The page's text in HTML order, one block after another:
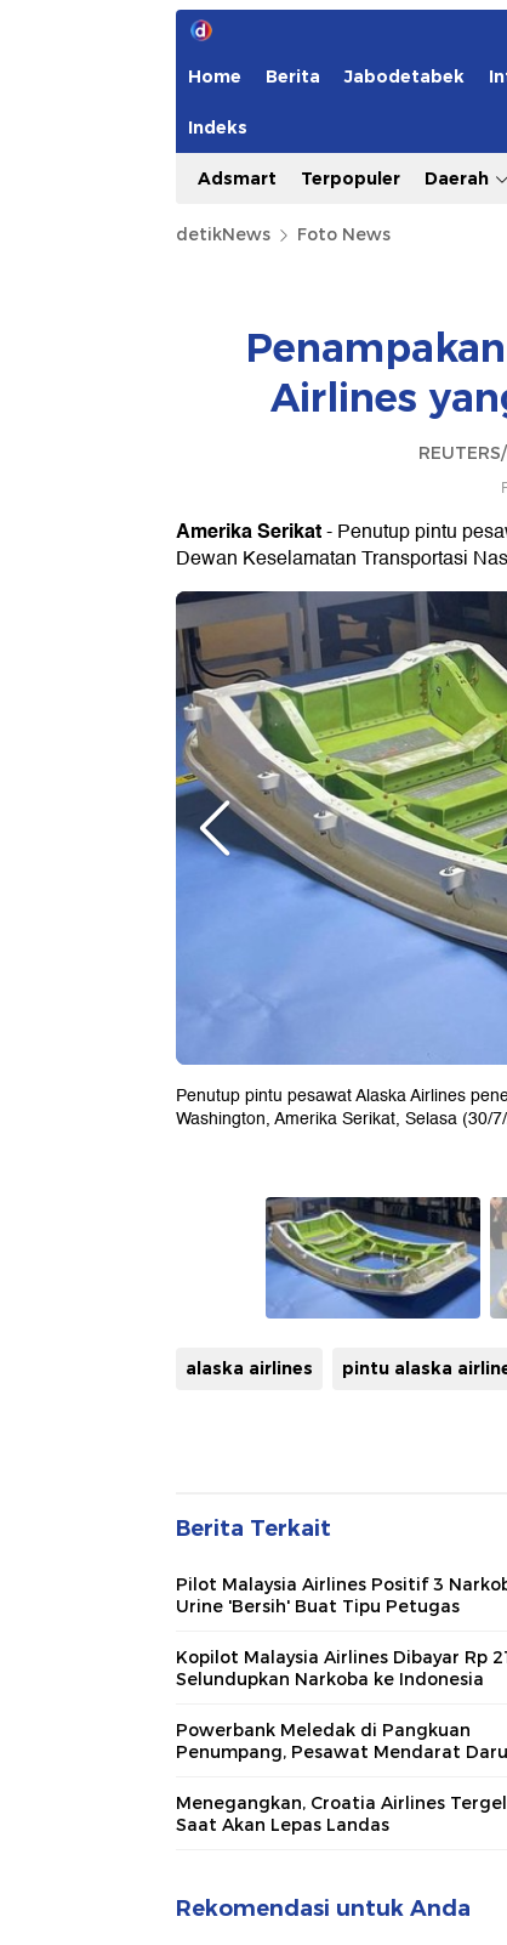
Home Berita Jabodetabek
Indeks
Adsmart Terpopuler Daerah
detikNews Foto News
Airlines
Amerika Serikat- Penutup pintu
Dewan Keselamatan Transportasi
Penutup pintu pesawat Alaska Airlines
Washington, Amerika Serikat, Selasa (30/
alaska airlines pintu alaska
Berita Terkait
Pilot Malaysia Airlines Positif 3
Urine 'Bersih' Buat Tipu Petugas
Kopilot Malaysia Airlines Dibayar Rp
Selundupkan Narkoba ke Indonesia
Powerbank Meledak di Pangkuan
Penumpang, Pesawat Mendarat
Menegangkan, Croatia Airlines
Saat Akan Lepas Landas
Rekomendasi untuk Anda